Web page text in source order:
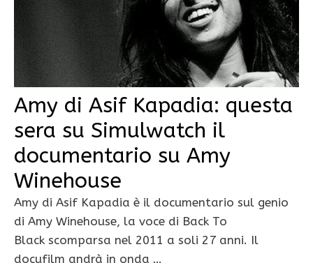
Amy di Asif Kapadia: questa
sera su Simulwatch il
documentario su Amy
Winehouse
Amy di Asif Kapadia è il documentario sul genio
di Amy Winehouse, la voce di Back To
Black scomparsa nel 2011 a soli 27 anni. Il
docufilm andrà in onda …